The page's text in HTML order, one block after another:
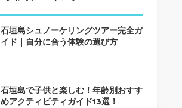
石垣島シュノーケリングツアー完全ガ
イド｜自分に合う体験の選び方
石垣島で子供と楽しむ！年齢別おすす
めアクティビティガイド13選！